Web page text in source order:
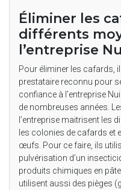
Éliminer les
différents
l’entreprise
Pour éliminer les cafards,
prestataire reconnu pour
confiance à l’entreprise
de nombreuses années.
l’entreprise maitrisent les
les colonies de cafards et
œufs. Pour ce faire, ils
pulvérisation d’un
produits chimiques en
utilisent aussi des pièges